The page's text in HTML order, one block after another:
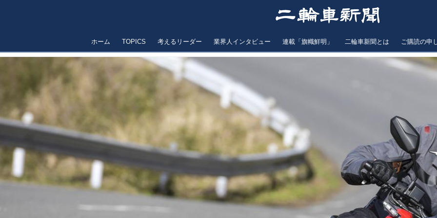
ホーム TOPICS 考えるリーダー 業界人インタビュー 連載「旗幟鮮明」 二輪車新聞とは ご購読の申